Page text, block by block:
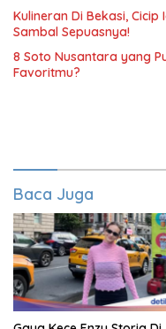
Kulineran Di Bekasi,
Sambal Sepuasnya!
8 Soto Nusantara yang
Favoritmu?
Baca Juga